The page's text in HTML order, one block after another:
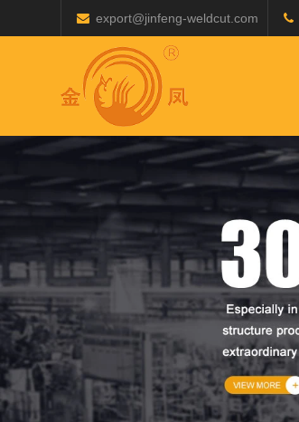
export@jinfeng-weldcut.com